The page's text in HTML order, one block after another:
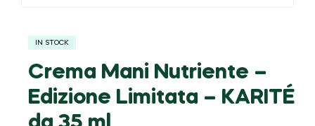
IN STOCK
Crema Mani Nutriente –
Edizione Limitata – KARITÉ